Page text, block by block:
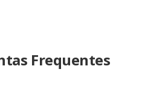
Frequentes